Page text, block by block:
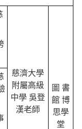
慈濟大學
附屬高級
中學 吳登
漢老師
圖 書
館 博
思學
堂